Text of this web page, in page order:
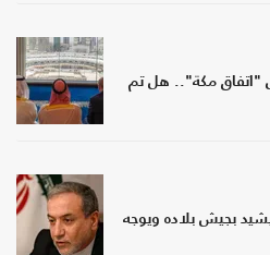
"اتفاق مكة".. هل تم
بجيش بلاده ويوجه